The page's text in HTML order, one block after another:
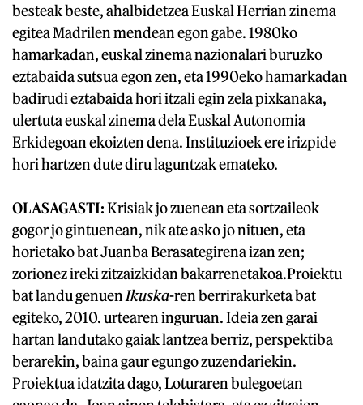
besteak beste, ahalbidetzea Euskal Herrian zinema
egitea Madrilen mendean egon gabe. 1980ko
hamarkadan, euskal zinema nazionalari buruzko
eztabaida sutsua egon zen, eta 1990eko hamarkadan
badirudi eztabaida hori itzali egin zela pixkanaka,
ulertuta euskal zinema dela Euskal Autonomia
Erkidegoan ekoizten dena. Instituzioek ere irizpide
hori hartzen dute diru laguntzak emateko.
OLASAGASTI:Krisiak jo zuenean eta sortzaileok
gogor jo gintuenean, nik ate asko jo nituen, eta
horietako bat Juanba Berasategirena izan zen;
zorionez ireki zitzaizkidan bakarrenetakoa.Proiektu
bat landu genuen Ikuska-ren berrirakurketa bat
egiteko, 2010. urtearen inguruan. Ideia zen garai
hartan landutako gaiak lantzea berriz, perspektiba
berarekin, baina gaur egungo zuzendariekin.
Proiektua idatzita dago, Loturaren bulegoetan